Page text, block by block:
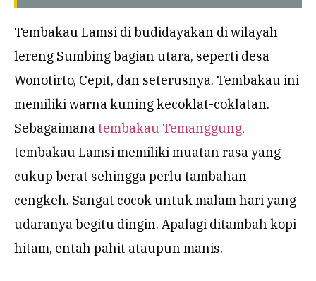
Tembakau Lamsi di budidayakan di wilayah
lereng Sumbing bagian utara, seperti desa
Wonotirto, Cepit, dan seterusnya. Tembakau ini
memiliki warna kuning kecoklat-coklatan.
Sebagaimana tembakau Temanggung,
tembakau Lamsi memiliki muatan rasa yang
cukup berat sehingga perlu tambahan
cengkeh. Sangat cocok untuk malam hari yang
udaranya begitu dingin. Apalagi ditambah kopi
hitam, entah pahit ataupun manis.